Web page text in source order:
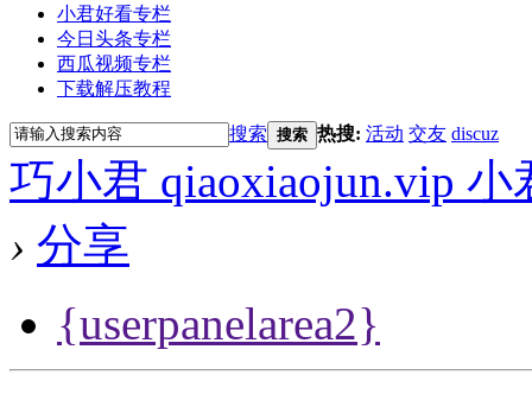
小君好看专栏
今日头条专栏
西瓜视频专栏
下载解压教程
搜索 搜索 热搜: 活动 交友 discuz
巧小君 qiaoxiaojun.vip
› 分享
{userpanelarea2}